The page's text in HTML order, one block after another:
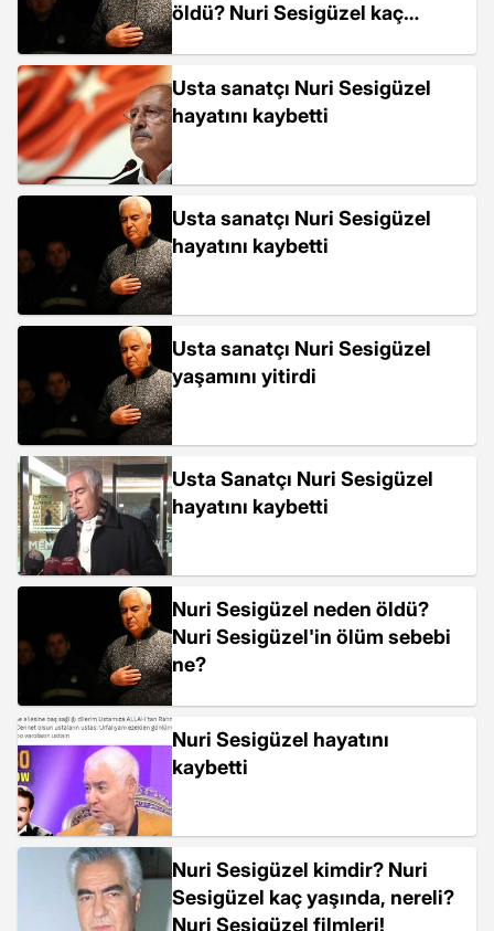
öldü? Nuri Sesigüzel kaç
Usta sanatçı Nuri Sesigüzel
hayatını kaybetti
Usta sanatçı Nuri Sesigüzel
hayatını kaybetti
Usta sanatçı Nuri Sesigüzel
yaşamını yitirdi
Usta Sanatçı Nuri Sesigüzel
hayatını kaybetti
Nuri Sesigüzel neden öldü?
Nuri Sesigüzel'in ölüm sebebi
ne?
Nuri Sesigüzel hayatını
kaybetti
Nuri Sesigüzel kimdir? Nuri
Sesigüzel kaç yaşında, nereli?
Nuri Sesigüzel filmleri!